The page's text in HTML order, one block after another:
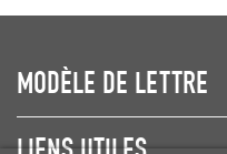
MODÈLE DE LETTRE